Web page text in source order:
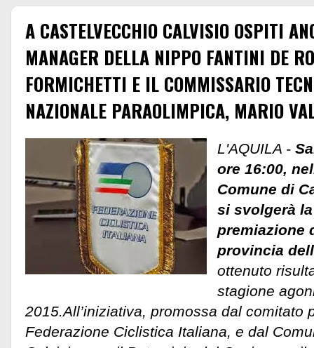
A CASTELVECCHIO CALVISIO OSPITI
MANAGER DELLA NIPPO FANTINI DE
FORMICHETTI E IL COMMISSARIO
NAZIONALE PARAOLIMPICA, MARIO
L'AQUILA -
ore 16:00,
Comune di
si svolgerà
premiazione
provincia
ottenuto
stagione
2015.All’iniziativa, promossa dal comitato
Federazione Ciclistica Italiana, e dal